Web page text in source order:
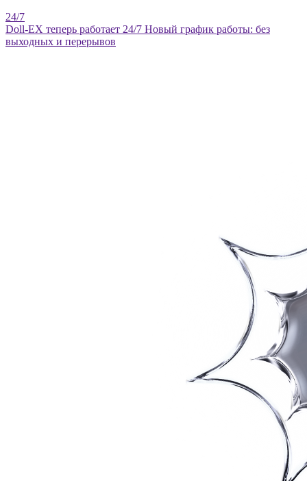
Doll-EX теперь работает 24/7 Новый график работы: без
выходных и перерывов